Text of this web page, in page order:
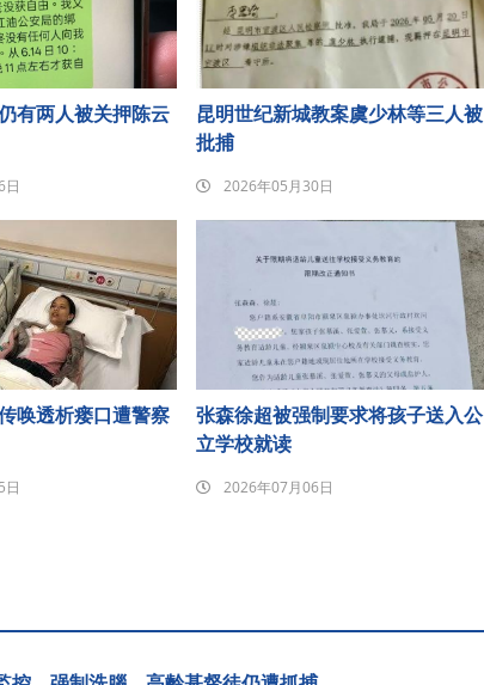
有两人被关押陈云
日
昆明世纪新城教案虞少林等三人被
批捕
2026年05月30日
唤透析瘘口遭警察
日
张森徐超被强制要求将孩子送入公
立学校就读
2026年07月06日